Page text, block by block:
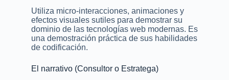
Utiliza micro-interacciones, animaciones y
efectos visuales sutiles para demostrar su
dominio de las tecnologías web modernas. Es
una demostración práctica de sus habilidades
de codificación.
El narrativo (Consultor o Estratega)